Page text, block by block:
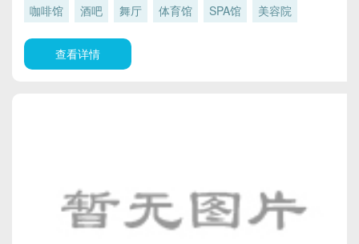
咖啡馆 酒吧 舞厅 体育馆 SPA馆 美容院
查看详情